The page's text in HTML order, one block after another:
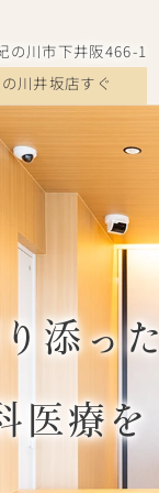
の川市下井阪466-1
川井坂店すぐ
添った
医療を